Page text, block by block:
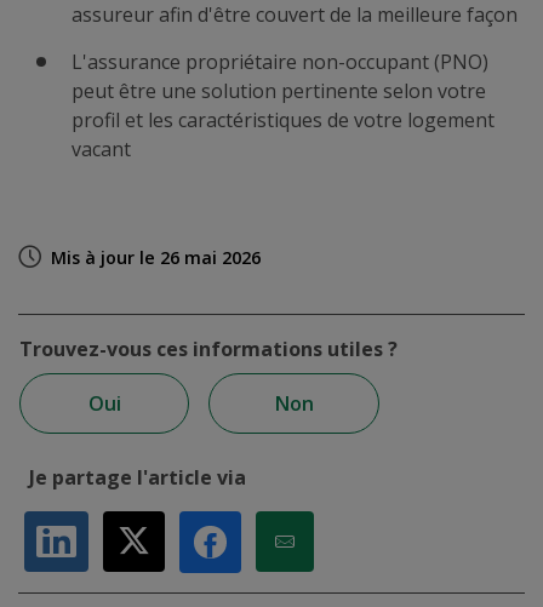
assureur afin d'être couvert de la meilleure façon
L'assurance propriétaire non-occupant (PNO)
peut être une solution pertinente selon votre
profil et les caractéristiques de votre logement
vacant
Mis à jour le 26 mai 2026
Trouvez-vous ces informations utiles ?
Oui Non
Je partage l'article via
Partager sur LinkedIn
Partager sur XPartager sur Facebook
Partager par Email